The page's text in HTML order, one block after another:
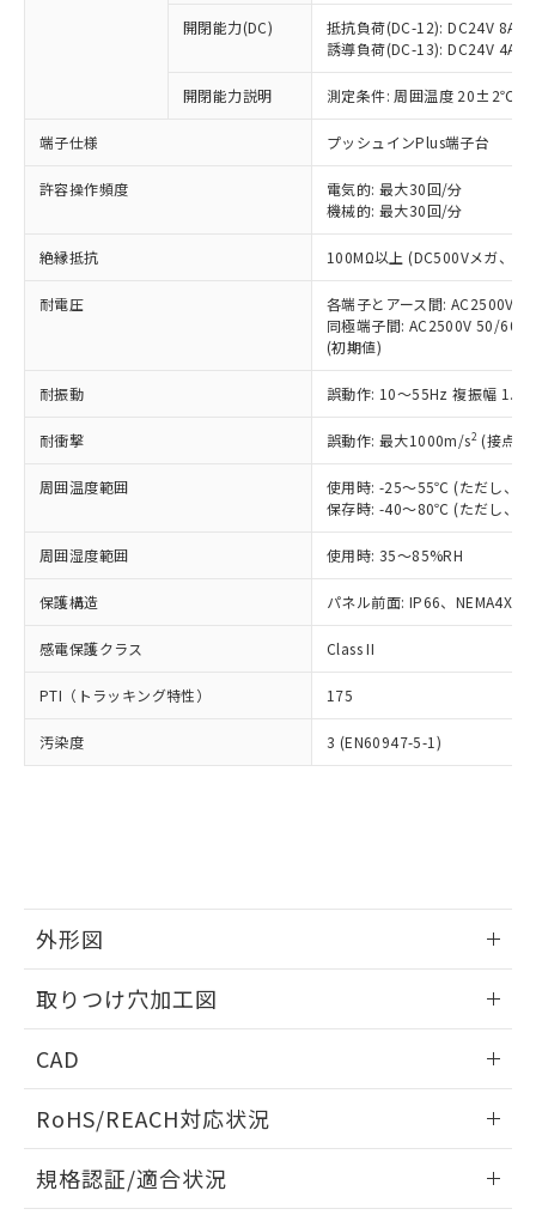
開閉能力(DC)
抵抗負荷(DC-12): DC24V 8A/
誘導負荷(DC-13): DC24V 4A/
開閉能力説明 測定条件: 周囲温度 20±2℃、
端子仕様 プッシュインPlus端子台
許容操作頻度
電気的: 最大30回/分
機械的: 最大30回/分
絶縁抵抗 100MΩ以上 (DC500Vメガ、点
耐電圧
各端子とアース間: AC2500V
同極端子間: AC2500V 50/
(初期値)
耐振動 誤動作: 10～55Hz 複振幅
耐衝撃 誤動作: 最大1000m/s2 (接点
周囲温度範囲
使用時: -25～55℃ (ただし、氷
保存時: -40～80℃ (ただし、氷
周囲湿度範囲 使用時: 35～85%RH
保護構造 パネル前面: IP66、NEMA4X,
感電保護クラス Class II
PTI（トラッキング特性） 175
汚染度 3 (EN60947-5-1)
外形図
取りつけ穴加工図
CAD
ドすることができます。
RoHS/REACH対応状況
規格認証/適合状況
ことをご了承ください。
在庫状況および標準価格照会結果は、
記載している更新日時点での社内デー
タに基づき作成されるものであり、閲
覧された時点での実際の在庫および標
準価格とは異なる場合があることをご
正式な納期状況および標準価格はお客
様のお取引先、またはお客様担当のオ
ムロン制御機器販売店・当社販売員に
オムロン制御機器販売店や当社販売拠
販売ネットワーク
」をご確認
在庫状況および標準価格結果を当社の
事前の承諾なく第三者に漏洩または開
示しないようお願いします。
マイパーツ機能（部品リスト作成サー
ビス）をご利用いただくには、I-Web
メンバーズにご登録されている必要が
お客様が当ウェブサイト上で当社にご
登録された部品リストについて、当社
および当社の共同利用者が、当社の製
品・サービスに関するお客様との取
引・商談に必要な範囲で利用すること
※当社の共同利用者とは、"個人情報
の「1.共同利
用者の範囲」に記載されている法人を
いたものが、含有品と判明した場合などや
むを得ず変更することがあります。
*EU RoHS指令（10物質）：
鉛(Pb) 1000ppm以下、 水銀(Hg) 1000ppm以下、 カド
六価クロム(Cr(Ⅵ)) 1000ppm以下、ポリ臭化ビフェニル
類(PBB) 1000ppm以下、ポリ臭化ジフェニルエーテル類
(PBDE) 1000ppm以下、フタル酸ビス(2-エチルヘキシ
ル) (DEHP)(別名：DOP) 1000ppm以下、フタル酸ブチ
ルベンジル（BBP） 1000ppm以下、フタル酸ジブチル
（DBP） 1000ppm以下、フタル酸ジイソブチル
(DIBP) 1000ppm以下
但し、RoHS指令で産業用監視および制御機器に対する
フタル酸エステル類の４物質については閾値を超える意
図的な使用がないことを確認しています。
部品在庫の切り替え状況などにより、予定
月が前後することがあります。
※3 非含有証明書ダウンロード
下記の非含有証明書をダウンロードするこ
とができます。
EU RoHS指令（10物質）の非含有証明書
51物質の非含有証明書（当社基準）
※本証明書は発行日時点で非含有を証明す
るもので、過去に遡って非含有を証明する
していることから、特段のことがない限
り、2022年1月12日より割愛しておりま
す。
基準値を超えていることを示します。
「－」：未確認です。当社販売部門へお問
ム) : 100ppm、
Cr(Ⅵ)(六価クロム) : 1000ppm、 PBBs(ポリ臭化ビフェ
ニル類) : 1000ppm、 PBDEs(ポリ臭化ジフェニルエーテ
ル類) : 1000ppm、
DBP(フタル酸ジブチル) : 1000ppm、 DIBP(フタル酸ジ
イソブチル) : 1000ppm、 BBP(フタル酸ブチルベンジ
ル) : 1000ppm、
DEHP(フタル酸ビス(2-エチルヘキシル)) : 1000ppm
「ｅ」：有害物質（10物質）のすべてが基
準値以下であることを示します。
「10」：通常の使用状況下において有害物
質が外部に漏えいし、環境に深刻な影響を
及ぼさない年数を意味します。
「－」：未確認です。当社販売部門へお問
い合わせください。
当社は、これら貴社製品のうち、外国
為替および外国貿易法に定める商品
（以下｢規制貨物等」という）を輸出
または国外への提供する場合は、日本
国政府の輸出許可(または役務取引許
可)を取得するなどの必要な手続きを
当社は規制貨物を破棄する場合は、完
全に破砕するなど、違法に輸出されな
いよう必要な手段を講じます。
当社は貴社製品を、核兵器、ミサイ
ル、化学兵器、生物兵器またはその他
武器並びにこれらの製造装置等に一切
当社は、貴社製品を第三者に販売する
場合は、上記1、2および3の内容を当
該第三者に通知します。また当社は、
販売先および販売に係わる関係者が違
法に輸出するおそれがある場合は、取
り引きをいたしません。
キャンセル
説明
○ 一定数以上の在庫あり
一定数には満たないが在庫あり
在庫なし(最新の在庫状況につ
いては、お客様のお取引先、ま
たはお客様担当のオムロン制御
機器販売店・当社販売員にご確
白
受注生産機種、また在庫状況の
情報を公開していない機種